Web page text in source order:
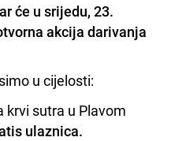
će u srijedu, 23.
akcija darivanja
u cijelosti:
krvi sutra u Plavom
ulaznica.